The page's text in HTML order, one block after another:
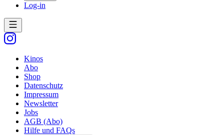
Log-in
Kinos
Abo
Shop
Datenschutz
Impressum
Newsletter
Jobs
AGB (Abo)
Hilfe und FAQs